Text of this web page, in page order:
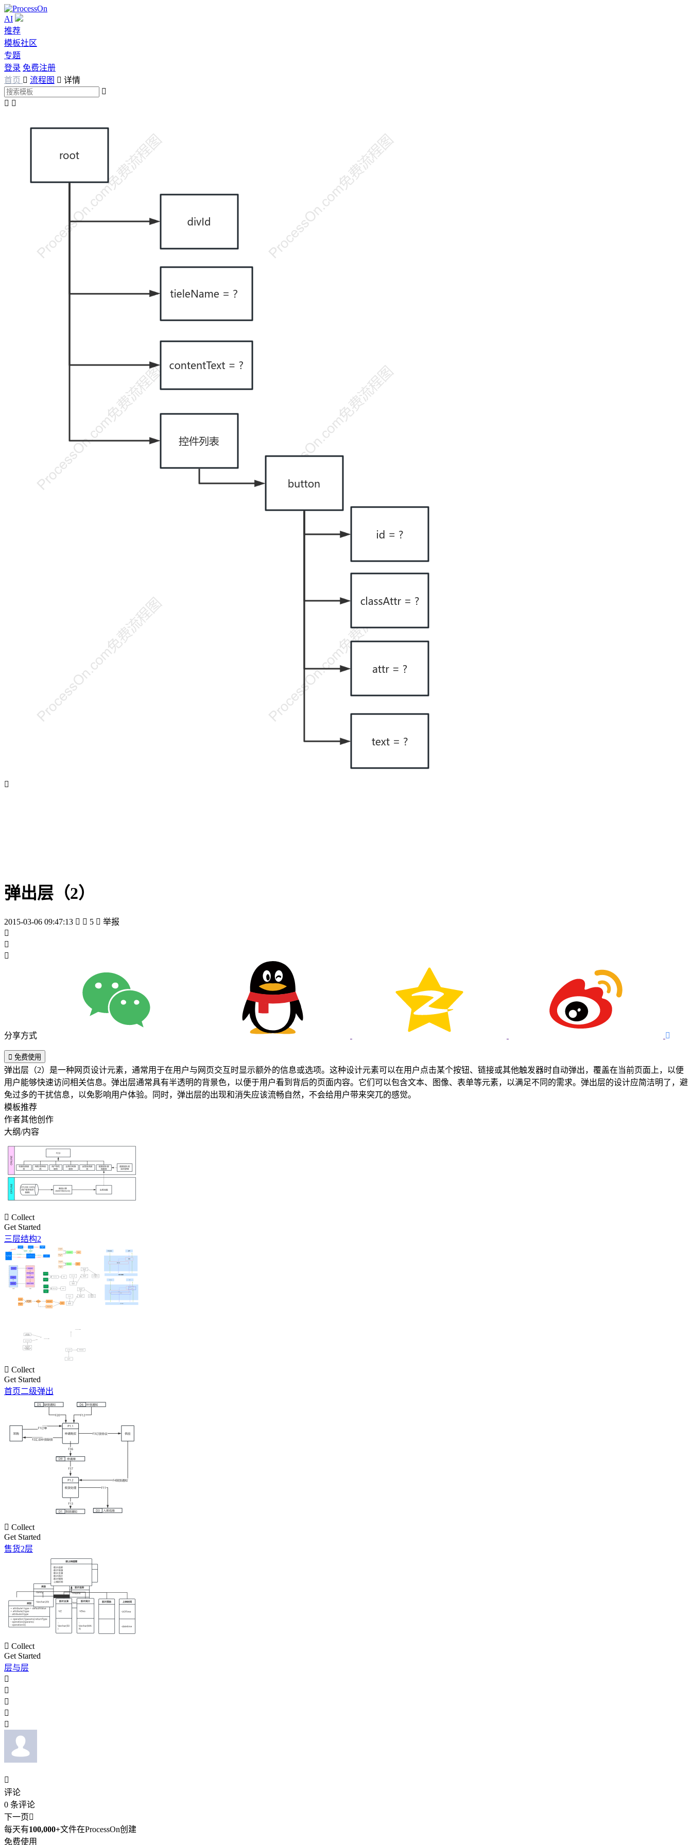
AI
推荐
模板社区
专题
登录 免费注册
首页  流程图  详情

 

弹出层（2）
2015-03-06 09:47:13   5  举报



分享方式 
 免费使用
弹出层（2）是一种网页设计元素，通常用于在用户与网页交互时显示额外的信息或选项。这种设计元素可以在用户点击某个按钮、链接或其他触发器时自动弹出，覆盖在当前页面上，以便
用户能够快速访问相关信息。弹出层通常具有半透明的背景色，以便于用户看到背后的页面内容。它们可以包含文本、图像、表单等元素，以满足不同的需求。弹出层的设计应简洁明了，避
免过多的干扰信息，以免影响用户体验。同时，弹出层的出现和消失应该流畅自然，不会给用户带来突兀的感觉。
模板推荐
作者其他创作
大纲/内容
 Collect
Get Started
三层结构2
 Collect
Get Started
首页二级弹出
 Collect
Get Started
售货2层
 Collect
Get Started
层与层






评论
0 条评论
下一页
每天有100,000+文件在ProcessOn创建
免费使用